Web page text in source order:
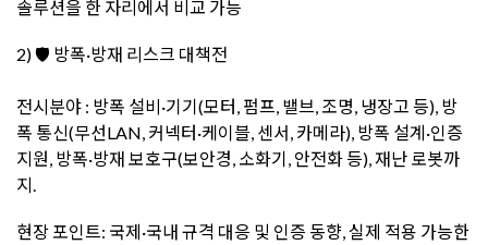
솔루션을 한 자리에서 비교 가능
2) 🛡️ 방폭·방재 리스크 대책전
전시분야 : 방폭 설비·기기(모터, 펌프, 밸브, 조명, 냉장고 등), 방
폭 통신(무선LAN, 커넥터·케이블, 센서, 카메라), 방폭 설계·인증
지원, 방폭·방재 보호구(보안경, 소화기, 안전화 등), 재난 로봇까
지.
현장 포인트: 국제·국내 규격 대응 및 인증 동향, 실제 적용 가능한